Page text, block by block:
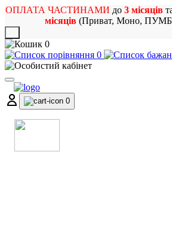
ОПЛАТА ЧАСТИНАМИ до 3 місяців
місяців(Приват, Моно,
0
0
0